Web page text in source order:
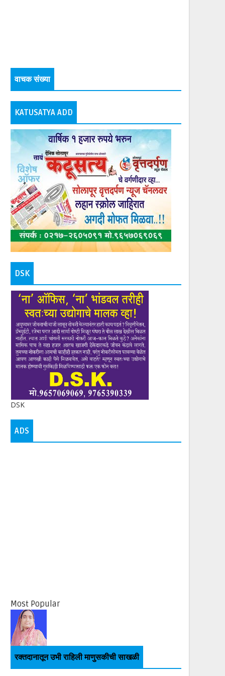
वाचक संख्या
KATUSATYA ADD
DSK
DSK
ADS
Most Popular
रक्तदानातून उभी राहिली माणुसकीची साखळी